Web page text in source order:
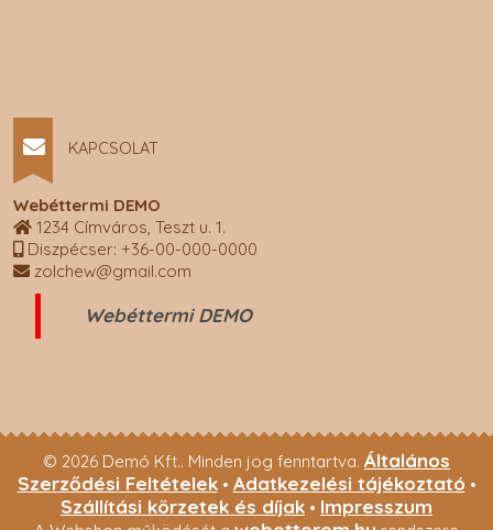
KAPCSOLAT
Webéttermi DEMO
1234 Címváros, Teszt u. 1.
Diszpécser: +36-00-000-0000
zolchew@gmail.com
Webéttermi DEMO
© 2026 Demó Kft.. Minden jog fenntartva. Általános
Szerződési Feltételek• Adatkezelési tájékoztató •
Szállítási körzetek és díjak • Impresszum